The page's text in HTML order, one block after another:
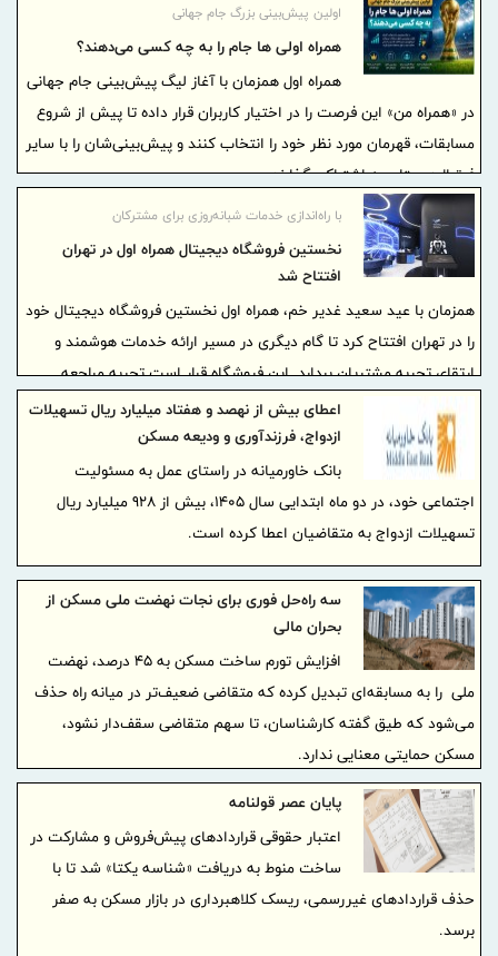
اولین پیش‌بینی بزرگ جام جهانی
همراه اولی‌ ها جام را به چه کسی می‌دهند؟
همراه اول همزمان با آغاز لیگ پیش‌بینی جام جهانی
در «همراه من» این فرصت را در اختیار کاربران قرار داده تا پیش از شروع
مسابقات، قهرمان مورد نظر خود را انتخاب کنند و پیش‌بینی‌شان را با سایر
فوتبال‌دوستان به اشتراک بگذارند.
با راه‌اندازی خدمات شبانه‌روزی برای مشترکان
نخستین فروشگاه دیجیتال همراه اول در تهران
افتتاح شد
همزمان با عید سعید غدیر خم، همراه اول نخستین فروشگاه دیجیتال خود
را در تهران افتتاح کرد تا گام دیگری در مسیر ارائه خدمات هوشمند و
ارتقای تجربه مشتریان بردارد. این فروشگاه قرار است تجربه مراجعه
مشترکان را سریع‌تر، ساده‌تر و در دسترس‌تر از گذشته کند.
اعطای بیش از نهصد و هفتاد میلیارد ریال تسهیلات
ازدواج، فرزندآوری و ودیعه مسکن
بانک خاورمیانه در راستای عمل به مسئولیت
اجتماعی خود، در دو ‌ماه ابتدایی سال 1405، بیش از 928 میلیارد ریال
تسهیلات ازدواج به متقاضیان اعطا کرده است.
سه راه‌حل فوری برای نجات نهضت ملی مسکن از
بحران مالی
افزایش تورم ساخت مسکن به ۴۵ درصد، نهضت
ملی را به مسابقه‌ای تبدیل کرده که متقاضی ضعیف‌تر در میانه راه حذف
می‌شود که طیق گفته کارشناسان، تا سهم متقاضی سقف‌دار نشود،
مسکن حمایتی معنایی ندارد.
پایان عصر قولنامه
اعتبار حقوقی قراردادهای پیش‌فروش و مشارکت در
ساخت منوط به دریافت «شناسه یکتا» شد تا با
حذف قراردادهای غیررسمی، ریسک کلاهبرداری در بازار مسکن به صفر
برسد.